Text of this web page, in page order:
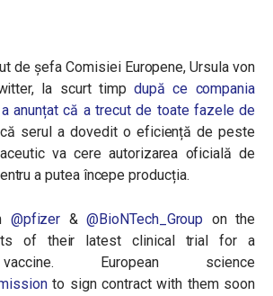
de șefa Comisiei Europene, Ursula von
la scurt timpdupă ce compania
anunțat că a trecut de toate fazele de
serul a dovedit o eficiență de peste
va cere autorizarea oficială de
a putea începe producția.
@pfizer &@BioNTech_Group on the
of their latest clinical trial for a
European science
to sign contract with them soon